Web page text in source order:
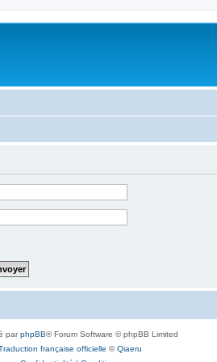
parphpBB® Forum Software © phpBB Limited
française officielle ©Qiaeru